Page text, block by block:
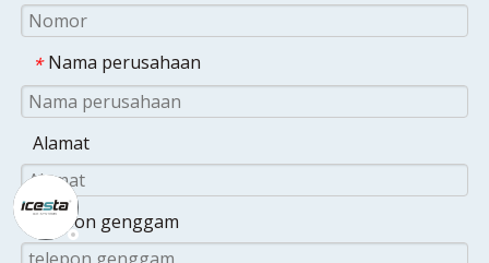
* Nama perusahaan
Alamat
telepon genggam